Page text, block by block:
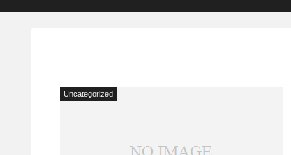
Uncategorized